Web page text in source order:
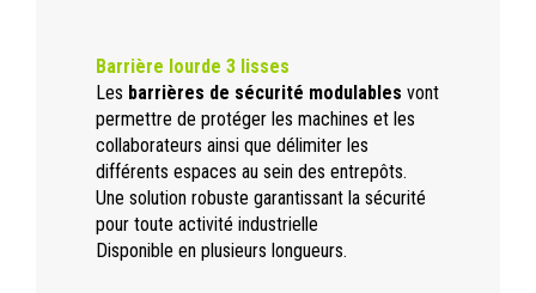
Barrière lourde 3 lisses
Les barrières de sécurité modulables vont
permettre de protéger les machines et les
collaborateurs ainsi que délimiter les
différents espaces au sein des entrepôts.
Une solution robuste garantissant la sécurité
pour toute activité industrielle
Disponible en plusieurs longueurs.